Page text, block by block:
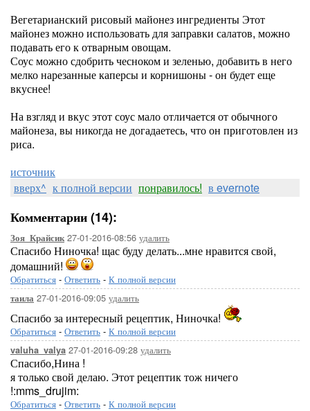
Вегетарианский рисовый майонез ингредиенты Этот
майонез можно использовать для заправки салатов, можно
подавать его к отварным овощам.
Соус можно сдобрить чесноком и зеленью, добавить в него
мелко нарезанные каперсы и корнишоны - он будет еще
вкуснее!
На взгляд и вкус этот соус мало отличается от обычного
майонеза, вы никогда не догадаетесь, что он приготовлен из
риса.
источник
вверх^ к полной версии понравилось! в evernote
Комментарии (14):
Зоя_Крайсик27-01-2016-08:56 удалить
Спасибо Ниночка! щас буду делать...мне нравится свой,
домашний!
Обратиться - Ответить - К полной версии
таила 27-01-2016-09:05 удалить
Спасибо за интересный рецептик, Ниночка!
Обратиться - Ответить - К полной версии
valuha_valya 27-01-2016-09:28 удалить
Спасибо,Нина !
я только свой делаю. Этот рецептик тож ничего
!:mms_drujim:
Обратиться - Ответить - К полной версии